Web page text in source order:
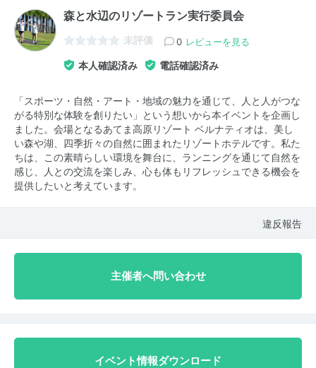
森と水辺のリゾートラン実行委員会
未評価 0 レビューを見る
本人確認済み 電話確認済み
「スポーツ・自然・アート・地域の魅力を通じて、人と人がつな
がる特別な体験を創りたい」という想いから本イベントを企画し
ました。会場となるあてま高原リゾート ベルナティオは、美し
い森や湖、四季折々の自然に囲まれたリゾートホテルです。私た
ちは、この素晴らしい環境を舞台に、ランニングを通じて自然を
感じ、人との交流を楽しみ、心も体もリフレッシュできる機会を
提供したいと考えています。
違反報告
主催者へ問い合わせ
イベント情報ダウンロード